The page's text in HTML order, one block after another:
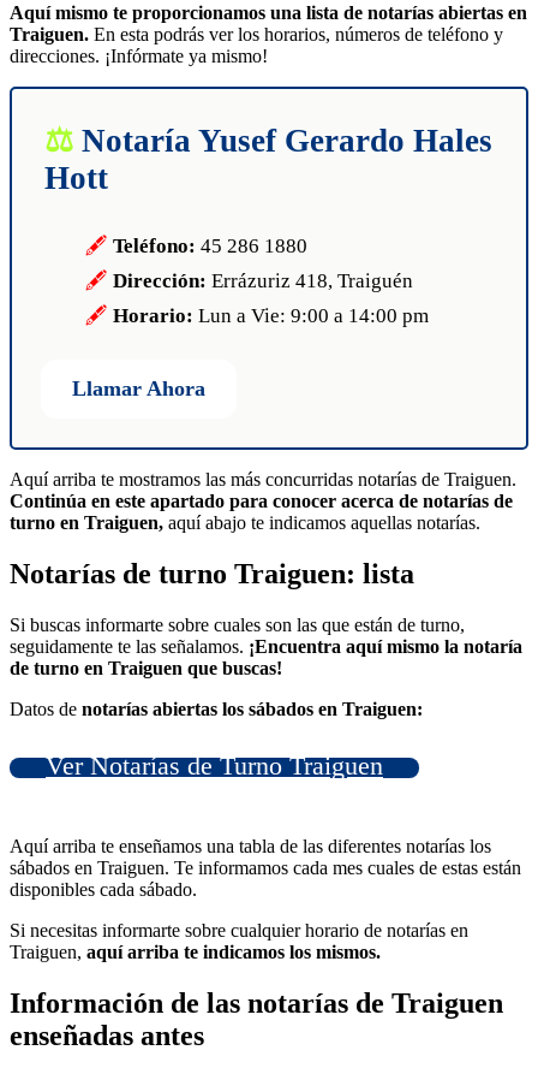
Aquí mismo te proporcionamos una lista de notarías abiertas en
Traiguen. En esta podrás ver los horarios, números de teléfono y
direcciones. ¡Infórmate ya mismo!
Notaría Yusef Gerardo Hales
Hott
Teléfono: 45 286 1880
Dirección: Errázuriz 418, Traiguén
Horario: Lun a Vie: 9:00 a 14:00 pm
Llamar Ahora
Aquí arriba te mostramos las más concurridas notarías de Traiguen.
Continúa en este apartado para conocer acerca de notarías de
turno en Traiguen, aquí abajo te indicamos aquellas notarías.
Notarías de turno Traiguen: lista
Si buscas informarte sobre cuales son las que están de turno,
seguidamente te las señalamos. ¡Encuentra aquí mismo la notaría
de turno en Traiguen que buscas!
Datos de notarías abiertas los sábados en Traiguen:
Ver Notarías de Turno Traiguen
Aquí arriba te enseñamos una tabla de las diferentes notarías los
sábados en Traiguen. Te informamos cada mes cuales de estas están
disponibles cada sábado.
Si necesitas informarte sobre cualquier horario de notarías en
Traiguen, aquí arriba te indicamos los mismos.
Información de las notarías de Traiguen
enseñadas antes